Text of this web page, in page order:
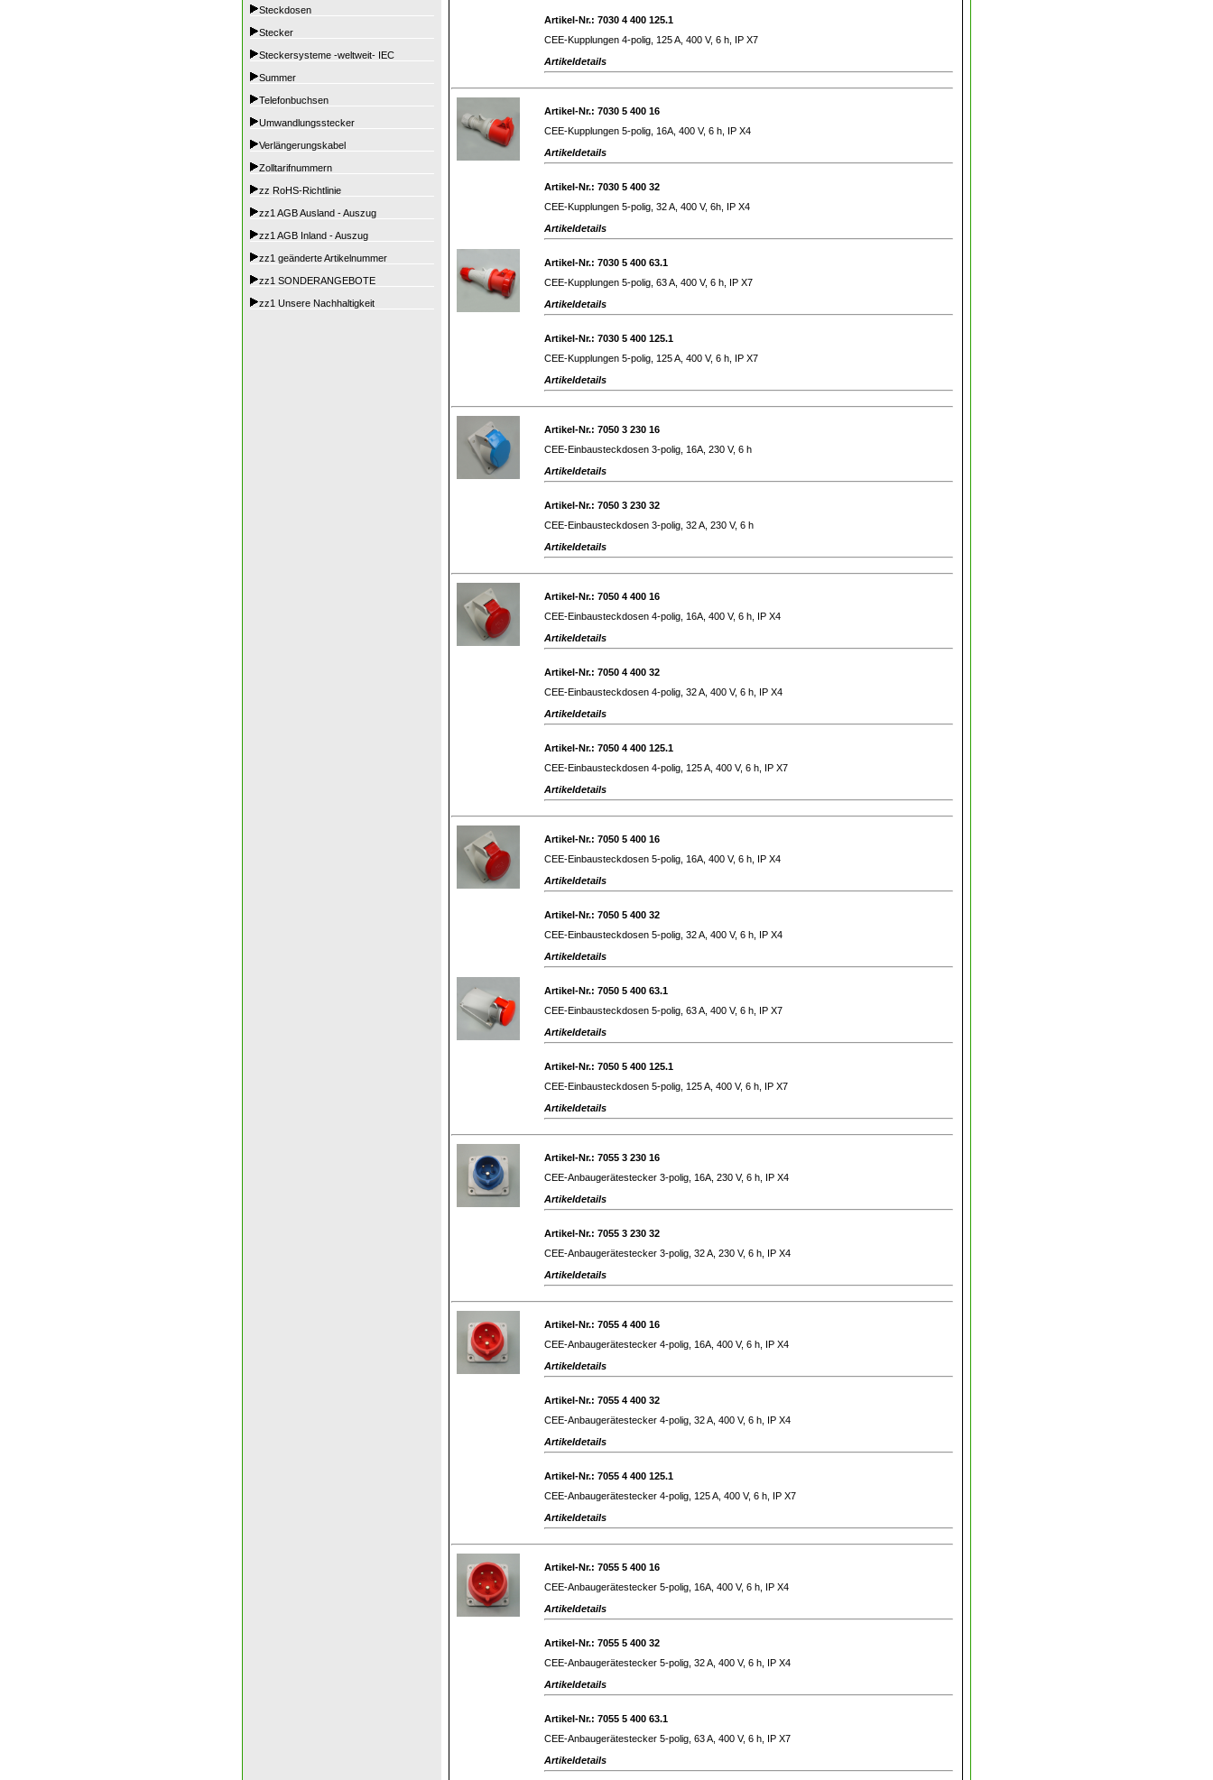
Steckdosen
Stecker
Steckersysteme -weltweit- IEC
Summer
Telefonbuchsen
Umwandlungsstecker
Verlängerungskabel
Zolltarifnummern
zz RoHS-Richtlinie
zz1 AGB Ausland - Auszug
zz1 AGB Inland - Auszug
zz1 geänderte Artikelnummer
zz1 SONDERANGEBOTE
zz1 Unsere Nachhaltigkeit
Artikel-Nr.: 7030 4 400 125.1
CEE-Kupplungen 4-polig, 125 A, 400 V, 6 h, IP X7
Artikeldetails
Artikel-Nr.: 7030 5 400 16
CEE-Kupplungen 5-polig, 16A, 400 V, 6 h, IP X4
Artikeldetails
Artikel-Nr.: 7030 5 400 32
CEE-Kupplungen 5-polig, 32 A, 400 V, 6h, IP X4
Artikeldetails
Artikel-Nr.: 7030 5 400 63.1
CEE-Kupplungen 5-polig, 63 A, 400 V, 6 h, IP X7
Artikeldetails
Artikel-Nr.: 7030 5 400 125.1
CEE-Kupplungen 5-polig, 125 A, 400 V, 6 h, IP X7
Artikeldetails
Artikel-Nr.: 7050 3 230 16
CEE-Einbausteckdosen 3-polig, 16A, 230 V, 6 h
Artikeldetails
Artikel-Nr.: 7050 3 230 32
CEE-Einbausteckdosen 3-polig, 32 A, 230 V, 6 h
Artikeldetails
Artikel-Nr.: 7050 4 400 16
CEE-Einbausteckdosen 4-polig, 16A, 400 V, 6 h, IP X4
Artikeldetails
Artikel-Nr.: 7050 4 400 32
CEE-Einbausteckdosen 4-polig, 32 A, 400 V, 6 h, IP X4
Artikeldetails
Artikel-Nr.: 7050 4 400 125.1
CEE-Einbausteckdosen 4-polig, 125 A, 400 V, 6 h, IP X7
Artikeldetails
Artikel-Nr.: 7050 5 400 16
CEE-Einbausteckdosen 5-polig, 16A, 400 V, 6 h, IP X4
Artikeldetails
Artikel-Nr.: 7050 5 400 32
CEE-Einbausteckdosen 5-polig, 32 A, 400 V, 6 h, IP X4
Artikeldetails
Artikel-Nr.: 7050 5 400 63.1
CEE-Einbausteckdosen 5-polig, 63 A, 400 V, 6 h, IP X7
Artikeldetails
Artikel-Nr.: 7050 5 400 125.1
CEE-Einbausteckdosen 5-polig, 125 A, 400 V, 6 h, IP X7
Artikeldetails
Artikel-Nr.: 7055 3 230 16
CEE-Anbaugerätestecker 3-polig, 16A, 230 V, 6 h, IP X4
Artikeldetails
Artikel-Nr.: 7055 3 230 32
CEE-Anbaugerätestecker 3-polig, 32 A, 230 V, 6 h, IP X4
Artikeldetails
Artikel-Nr.: 7055 4 400 16
CEE-Anbaugerätestecker 4-polig, 16A, 400 V, 6 h, IP X4
Artikeldetails
Artikel-Nr.: 7055 4 400 32
CEE-Anbaugerätestecker 4-polig, 32 A, 400 V, 6 h, IP X4
Artikeldetails
Artikel-Nr.: 7055 4 400 125.1
CEE-Anbaugerätestecker 4-polig, 125 A, 400 V, 6 h, IP X7
Artikeldetails
Artikel-Nr.: 7055 5 400 16
CEE-Anbaugerätestecker 5-polig, 16A, 400 V, 6 h, IP X4
Artikeldetails
Artikel-Nr.: 7055 5 400 32
CEE-Anbaugerätestecker 5-polig, 32 A, 400 V, 6 h, IP X4
Artikeldetails
Artikel-Nr.: 7055 5 400 63.1
CEE-Anbaugerätestecker 5-polig, 63 A, 400 V, 6 h, IP X7
Artikeldetails